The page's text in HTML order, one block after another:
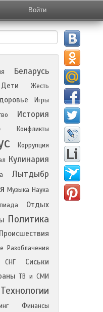
Войти
Беларусь
Дети
Жесть
Игры
История
Конфликты
Коррупция
Кулинария
Лытдыбр
Музыка Наука
Отдых
Политика
Происшествия
Разоблачения
СНГ
Сиськи
ТВ и СМИ
Технологии
Финансы